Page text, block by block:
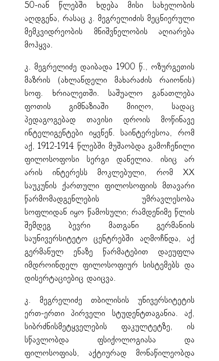
50-იან წლებში ხდება მისი სახელობის
აღდგენა, რასაც კ. მეგრელიძის მეცნიერული
მემკვიდრეობის მნიშვნელობის აღიარება
მოჰყვა.
კ. მეგრელიძე დაიბადა 1900 წ., ოზურგეთის
მაზრის (ახლანდელი მახარაძის რაიონის)
სოფ. ხრიალეთში. საშუალო განათლება
ფოთის გიმნაზიაში მიიღო, სადაც
პედაგოგებად თავისი დროის მოწინავე
ინტელიგენტები იყვნენ. საინტერესოა, რომ
აქ, 1912-1914 წლებში მუშაობდა გამოჩენილი
ფილოსოფოსი სერგი დანელია. ისიც არ
არის ინტერესს მოკლებული, რომ XX
საუკუნის ქართული ფილოსოფიის მთავარი
წარმომადგენლების უმრავლესობა
სოფლიდან იყო წამოსული; რამდენიმე წლის
შემდეგ ბევრი მათგანი გერმანიის
საუნივერსიტეტო ცენტრებში აღმოჩნდა, აქ
გერმანულ ენაზე წარმატებით დაეუფლა
იმდროინდელ ფილოსოფიურ სისტემებს და
დისერტაციებიც დაიცვა.
კ. მეგრელიძე თბილისის უნივერსიტეტის
ერთ-ერთი პირველი სტუდენტთაგანია. აქ,
სიბრძნისმეტყველების ფაკულტეტზე, ის
სწავლობდა ფსიქოლოგიასა და
ფილოსოფიას, აქტიურად მონაწილეობდა